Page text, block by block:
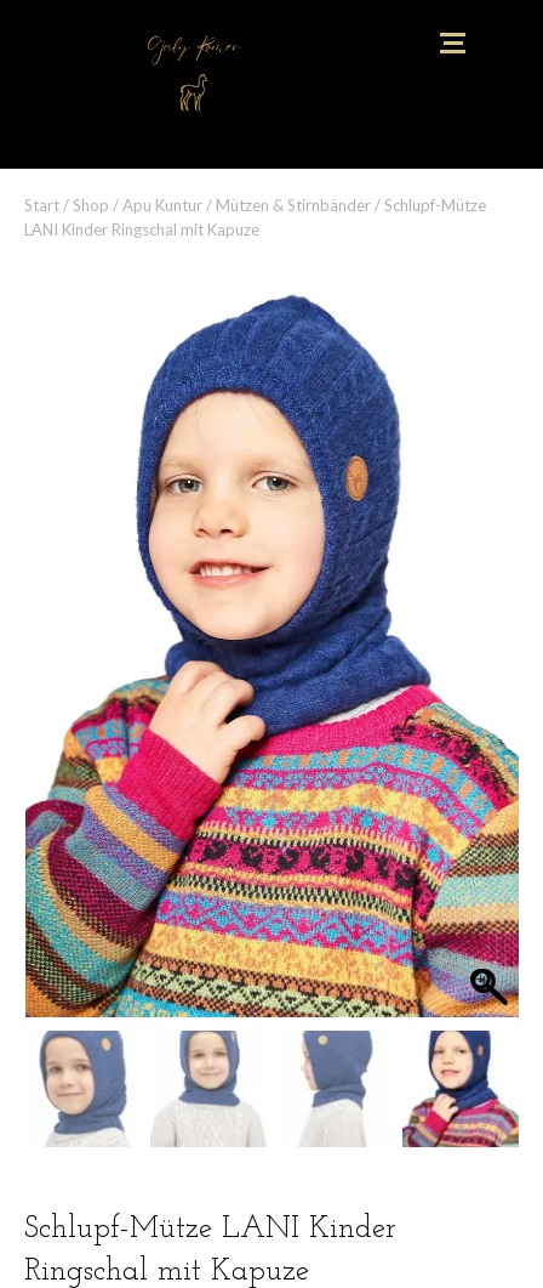
Start/Shop /Apu Kuntur/ Mützen & Stirnbänder/ Schlupf-Mütze
LANI Kinder Ringschal mit Kapuze
Schlupf-Mütze LANI Kinder
Ringschal mit Kapuze